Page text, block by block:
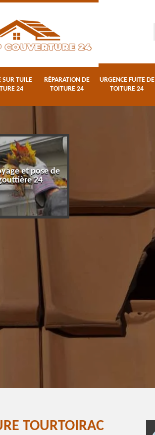
SUR TUILE
24
RÉPARATION DE
TOITURE 24
URGENCE FUITE DE
TOITURE 24
et pose de
24
TOURTOIRAC